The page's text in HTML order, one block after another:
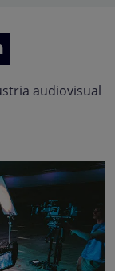
audiovisual